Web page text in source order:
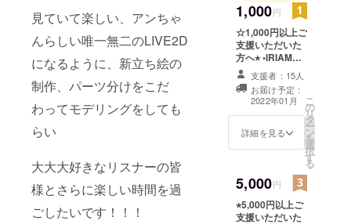
見ていて楽しい、アンちゃ
んらしい唯一無二のLIVE2D
になるように、新立ち絵の
制作、パーツ分けをこだ
わってモデリングをしても
らい
大大大好きなリスナーの皆
様とさらに楽しい時間を過
ごしたいです！！！
1,000円
☆1,000円以上ご
支援いただいた
方へ⭐︎ •IRIAMの
配信にて、直接
お礼のメッセー
ジをお伝えさせ
ていただきます
(´｡✪ω✪｡`) 台詞
やシチュエー
たします！ （ア
プリをお持ちで
ない方はご対応
しかねますの
支援者：15人
お届け予定：
2022年01月
詳細を見る
こ
の
リ
タ
ー
ン
を
選
択
す
る
5,000円
⭐︎5,000円以上ご
支援いただいた